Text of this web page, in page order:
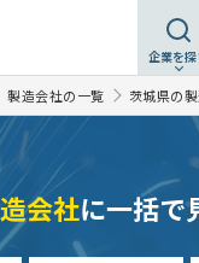
企業を
製造会社の一覧 茨城県の
会社に一括で
（2色）の製作について